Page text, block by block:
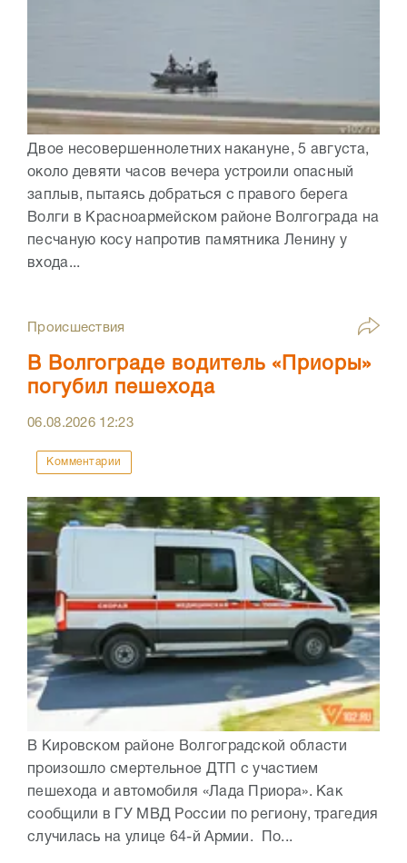
Двое несовершеннолетних накануне, 5 августа,
около девяти часов вечера устроили опасный
заплыв, пытаясь добраться с правого берега
Волги в Красноармейском районе Волгограда на
песчаную косу напротив памятника Ленину у
входа...
Происшествия
В Волгограде водитель «Приоры»
погубил пешехода
06.08.2026 12:23
Комментарии
В Кировском районе Волгоградской области
произошло смертельное ДТП с участием
пешехода и автомобиля «Лада Приора». Как
сообщили в ГУ МВД России по региону, трагедия
случилась на улице 64-й Армии. По...